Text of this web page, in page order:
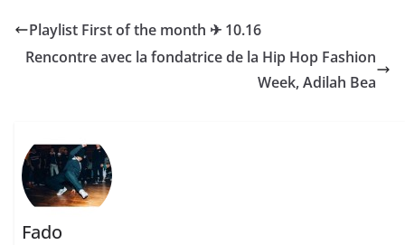
Playlist First of the month ✈︎ 10.16
Rencontre avec la fondatrice de la Hip Hop Fashion
Week, Adilah Bea
Fado